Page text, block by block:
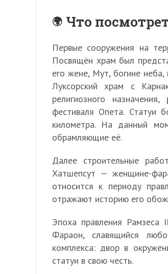
Что
Первые сооружения на
Посвящён храм был
его жене, Мут, богине
Луксорский храм с
религиозного
фестиваля Опета. Статуи
километра. На данный
обрамляющие её.
Далее строительные
Хатшепсут — женщине-
относится к периоду
отражают историю его
Эпоха правления Рамзеса
Фараон, славящийся
комплекса: двор в
статуи в свою честь.